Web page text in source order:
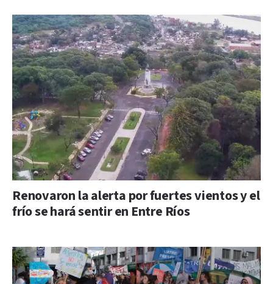
Renovaron la alerta por fuertes vientos y el
frío se hará sentir en Entre Ríos